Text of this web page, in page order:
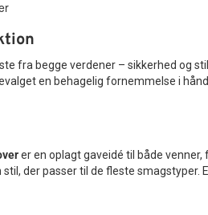
fra begge verdener – sikkerhed og
en behagelig fornemmelse i
er en oplagt gaveidé til både
der passer til de fleste